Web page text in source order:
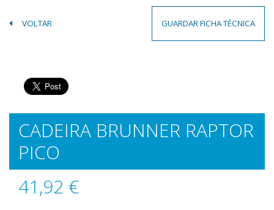
VOLTAR GUARDAR FICHA TÉCNICA
CADEIRA BRUNNER RAPTOR
PICO
41,92 €